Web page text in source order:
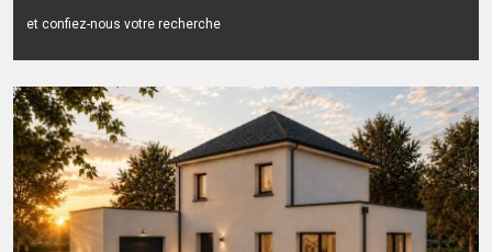
et confiez-nous votre recherche